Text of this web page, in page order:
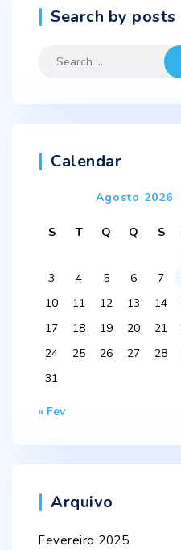
Search by posts
Search
Calendar
Agosto 2026
S T Q Q S
3
4 5 6 7
10
11 12 13 14
17
18 19 20 21
24
25 26 27 28
31
« Fev
Arquivo
Fevereiro 2025